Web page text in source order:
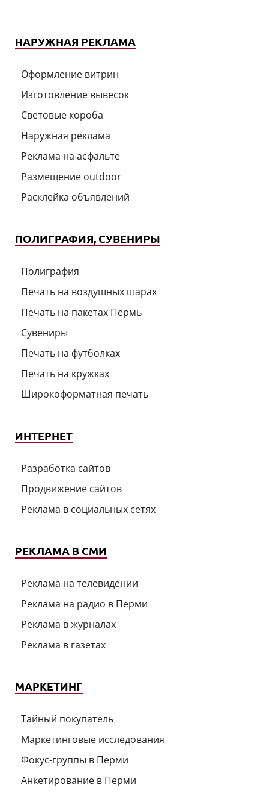
НАРУЖНАЯ РЕКЛАМА
Оформление витрин
Изготовление вывесок
Световые короба
Наружная реклама
Реклама на асфальте
Размещение outdoor
Расклейка объявлений
ПОЛИГРАФИЯ, СУВЕНИРЫ
Полиграфия
Печать на воздушных шарах
Печать на пакетах Пермь
Сувениры
Печать на футболках
Печать на кружках
Широкоформатная печать
ИНТЕРНЕТ
Разработка сайтов
Продвижение сайтов
Реклама в социальных сетях
РЕКЛАМА В СМИ
Реклама на телевидении
Реклама на радио в Перми
Реклама в журналах
Реклама в газетах
МАРКЕТИНГ
Тайный покупатель
Маркетинговые исследования
Фокус-группы в Перми
Анкетирование в Перми